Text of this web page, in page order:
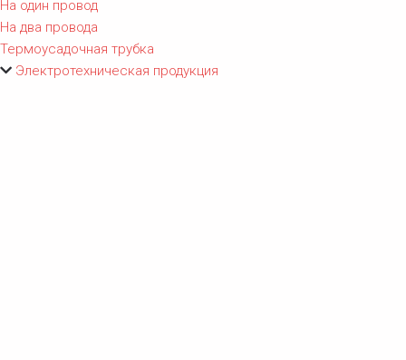
На один провод
На два провода
Термоусадочная трубка
Электротехническая продукция